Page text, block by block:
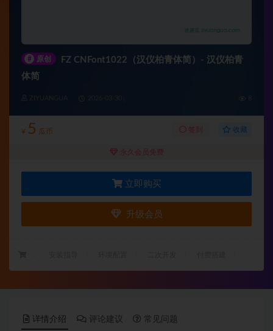
# 原创
FZ CNFont1022（汉仪柏青体简）- 汉仪柏青
体简
ZIYUANGUA
¥ 5 瓜币 签到 收藏
永久会员免费
立即购买
升级会员
详情介绍 评论建议 常见问题